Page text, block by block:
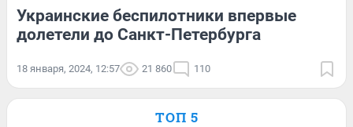
Украинские беспилотники впервые
долетели до Санкт-Петербурга
18 января, 2024, 12:57 21 860 110
ТОП 5